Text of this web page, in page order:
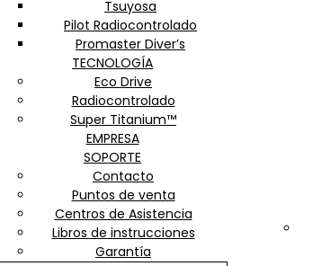
Tsuyosa
Pilot Radiocontrolado
Promaster Diver’s
TECNOLOGÍA
Eco Drive
Radiocontrolado
Super Titanium™
EMPRESA
SOPORTE
Contacto
Puntos de venta
Centros de Asistencia
Libros de instrucciones
Garantía